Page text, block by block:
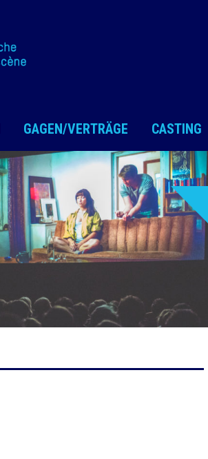
GAGEN/VERTRÄGE CASTING